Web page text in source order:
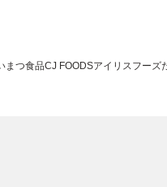
まつ食品CJ FOODSアイリスフーズ